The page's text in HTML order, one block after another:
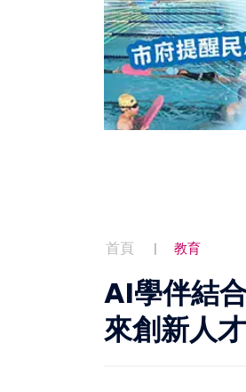
首頁 教育
AI學伴結
來創新人才